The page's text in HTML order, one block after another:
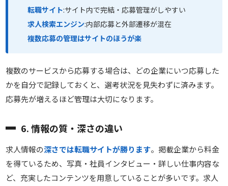
転職サイト:サイト内で完結・応募管理がしやすい
求人検索エンジン:内部応募と外部遷移が混在
複数応募の管理はサイトのほうが楽
複数のサービスから応募する場合は、どの企業にいつ応募した
かを自分で記録しておくと、選考状況を見失わずに済みます。
応募先が増えるほど管理は大切になります。
6. 情報の質・深さの違い
求人情報の深さでは転職サイトが勝ります。掲載企業から料金
を得ているため、写真・社員インタビュー・詳しい仕事内容な
ど、充実したコンテンツを用意していることが多いです。求人